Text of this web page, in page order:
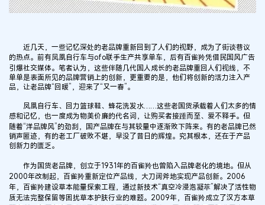
近几天，一些记忆深处的老品牌重新回到了人们的视野，成为了街谈巷议
的热点。前有凤凰自行车与ofo联手生产共享单车，后有百雀羚凭借民国风广告
引爆社交媒体。笔者认为，这些伴随几代国人成长的老品牌重回人们视线，不
单单是表面所见的品牌营销上的创新，更重要的是，他们将创新的活力注入产
品，让老品牌“回暖”，迎来了“又一春”。
凤凰自行车、回力篮球鞋、蜂花洗发水……这些老国货承载着人们太多的情
感和记忆，也一度成为物美价廉的代名词，让购买者接踵而至、爱不释手。但
随着“洋品牌风”的劲刮，国产品牌在与其较量中逐渐败下阵来。有的老品牌已然
销声匿迹，有的老工厂破败不堪，早没了昔日的辉煌。究其根本，还在于产品
创新力的匮乏。
作为国货老品牌，创立于1931年的百雀羚也曾陷入品牌老化的境地。但从
2000年改制起，百雀羚重新定位产品线，大刀阔斧地实现产品创新。2006
年，百雀羚建设草本能量探索工程，通过新技术“真空冷浸泡凝萃”解决了活性物
质无法完整保留等困扰草本护肤行业的难题。2009年，百雀羚成立了汉方本草